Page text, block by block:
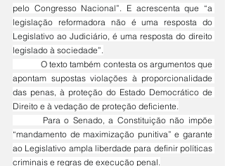
pelo Congresso Nacional”. E acrescenta que “a
legislação reformadora não é uma resposta do
Legislativo ao Judiciário, é uma resposta do direito
legislado à sociedade”.
	O texto também contesta os argumentos que
apontam supostas violações à proporcionalidade
das penas, à proteção do Estado Democrático de
Direito e à vedação de proteção deficiente.
“mandamento de maximização punitiva” e garante
ao Legislativo ampla liberdade para definir políticas
criminais e regras de execução penal.